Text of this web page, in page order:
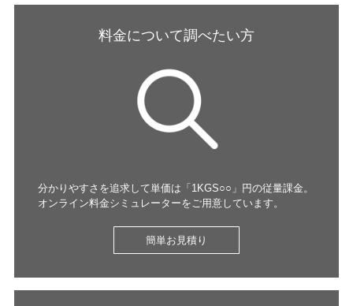
料金について調べたい方
分かりやすさを追求して単価は「1KGS○○」円の従量課金。
オンライン料金シミュレーターをご用意しています。​​ ​
簡単お見積り